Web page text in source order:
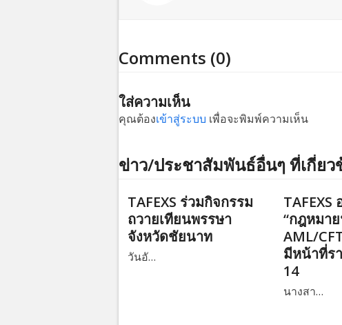
Comments (0)
ใส่ความเห็น
คุณต้องเข้าสู่ระบบ เพื่อจะพิมพ์ความเห็น
ข่าว/ประชาสัมพันธ์อื่นๆ ที่เกี่ยว
TAFEXS ร่วมกิจกรรม
ถวายเทียนพรรษา
จังหวัดชัยนาท
วันอั…
“กฎหมา
AML/
มีหน้าที่ร
14
นางสา…